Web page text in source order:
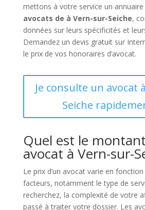
mettons à votre service un
avocats de à Vern-sur-Seiche,
données sur leurs spécificités et
Demandez un devis gratuit sur
le prix de vos honoraires d’avocat.
Je consulte un avocat
Seiche
Quel est le
avocat à Vern-sur-
Le prix d’un avocat varie en
facteurs, notamment le type de
recherchez, la complexité de votre
passé à traiter votre dossier. Les